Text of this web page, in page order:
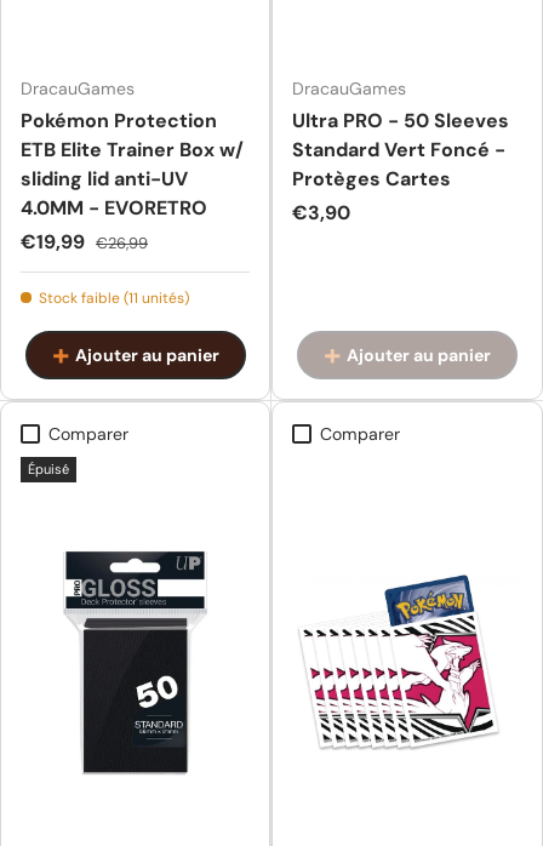
DracauGames
Pokémon Protection
ETB Elite Trainer Box w/
sliding lid anti-UV
4.0MM - EVORETRO
Prix soldé
€19,99 Prix habituel
€26,99
Stock faible (11 unités)
Ajouter au panier
DracauGames
Ultra PRO - 50 Sleeves
Standard Vert Foncé -
Protèges Cartes
Prix habituel
€3,90
Ajouter au panier
Comparer
Épuisé
Comparer